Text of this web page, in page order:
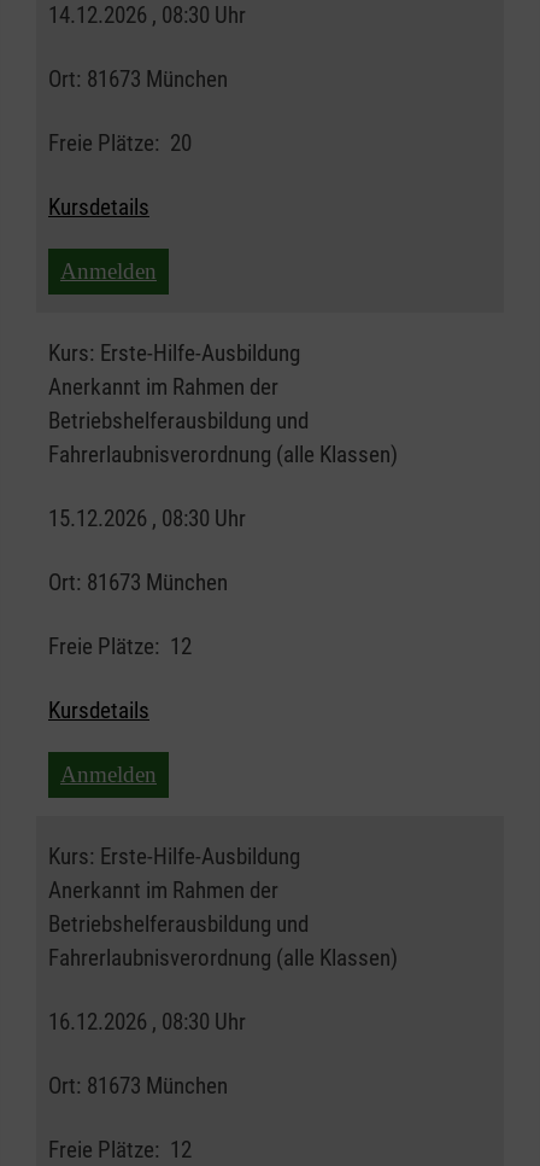
14.12.2026 , 08:30 Uhr
Ort: 81673 München
Freie Plätze: 20
Kursdetails
Anmelden
Kurs: Erste-Hilfe-Ausbildung
Anerkannt im Rahmen der
Betriebshelferausbildung und
Fahrerlaubnisverordnung (alle Klassen)
15.12.2026 , 08:30 Uhr
Ort: 81673 München
Freie Plätze: 12
Kursdetails
Anmelden
Kurs: Erste-Hilfe-Ausbildung
Anerkannt im Rahmen der
Betriebshelferausbildung und
Fahrerlaubnisverordnung (alle Klassen)
16.12.2026 , 08:30 Uhr
Ort: 81673 München
Freie Plätze: 12